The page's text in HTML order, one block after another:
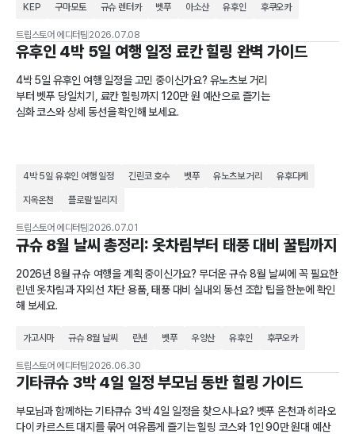
KEP 구마모토 규슈 렌터카 벳푸 아소산 유후인 후쿠오카
트립스토어 에디터팀 2026.07.08
유후인 4박 5일 여행 일정 료칸 힐링 완벽 가이드
4박 5일 유후인 여행 일정을 고민 중이신가요? 유노츠보 거리
부터 벳푸 당일치기, 료칸 힐링까지 120만 원 예산으로 즐기는
심화 코스와 상세 동선을 확인해 보세요.
4박 5일 유후인 여행 일정 긴린코 호수 벳푸 유노츠보 거리 유후다케
지옥온천 플로랄 빌리지
트립스토어 에디터팀 2026.07.01
규슈 8월 날씨 총정리: 옷차림부터 태풍 대비 꿀팁까지
2026년 8월 규슈 여행을 계획 중이신가요? 무더운 규슈 8월 날씨에 꼭 필요한
린넨 옷차림과 자외선 차단 용품, 태풍 대비 실내외 동선 조합 팁을 한눈에 확인
해 보세요.
가고시마 규슈 8월 날씨 린넨 벳푸 우양산 유후인 후쿠오카
트립스토어 에디터팀 2026.06.30
기타큐슈 3박 4일 일정 부모님 동반 힐링 가이드
부모님과 함께하는 기타큐슈 3박 4일 일정을 찾으시나요? 벳푸 온천과 히라오
다이 카르스트 대지를 묶어 여유롭게 즐기는 힐링 코스와 1인 90만 원대 예산